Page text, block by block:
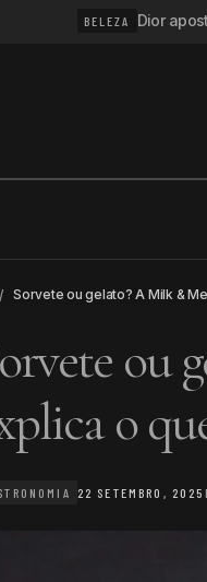
BELEZA Dior
Sorvete ou gelato? A Milk &
ou
o
22 SETEMBRO, 2025